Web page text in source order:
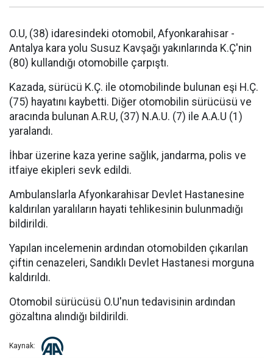
O.U, (38) idaresindeki otomobil, Afyonkarahisar -
Antalya kara yolu Susuz Kavşağı yakınlarında K.Ç'nin
(80) kullandığı otomobille çarpıştı.
Kazada, sürücü K.Ç. ile otomobilinde bulunan eşi H.Ç.
(75) hayatını kaybetti. Diğer otomobilin sürücüsü ve
aracında bulunan A.R.U, (37) N.A.U. (7) ile A.A.U (1)
yaralandı.
İhbar üzerine kaza yerine sağlık, jandarma, polis ve
itfaiye ekipleri sevk edildi.
Ambulanslarla Afyonkarahisar Devlet Hastanesine
kaldırılan yaralıların hayati tehlikesinin bulunmadığı
bildirildi.
Yapılan incelemenin ardından otomobilden çıkarılan
çiftin cenazeleri, Sandıklı Devlet Hastanesi morguna
kaldırıldı.
Otomobil sürücüsü O.U'nun tedavisinin ardından
gözaltına alındığı bildirildi.
Kaynak: